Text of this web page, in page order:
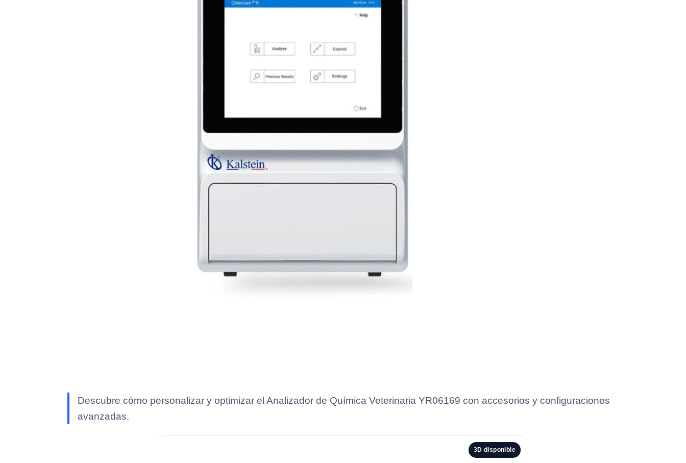
Descubre cómo personalizar y optimizar el Analizador de Química Veterinaria YR06169 con accesorios y configuraciones
avanzadas.
3D disponible